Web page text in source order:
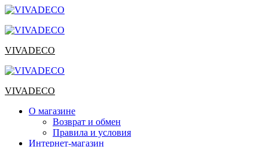
Перейти
содержимому
VIVADECO
VIVADECO
О магазине
Возврат и обмен
Правила и условия
Интернет-магазин